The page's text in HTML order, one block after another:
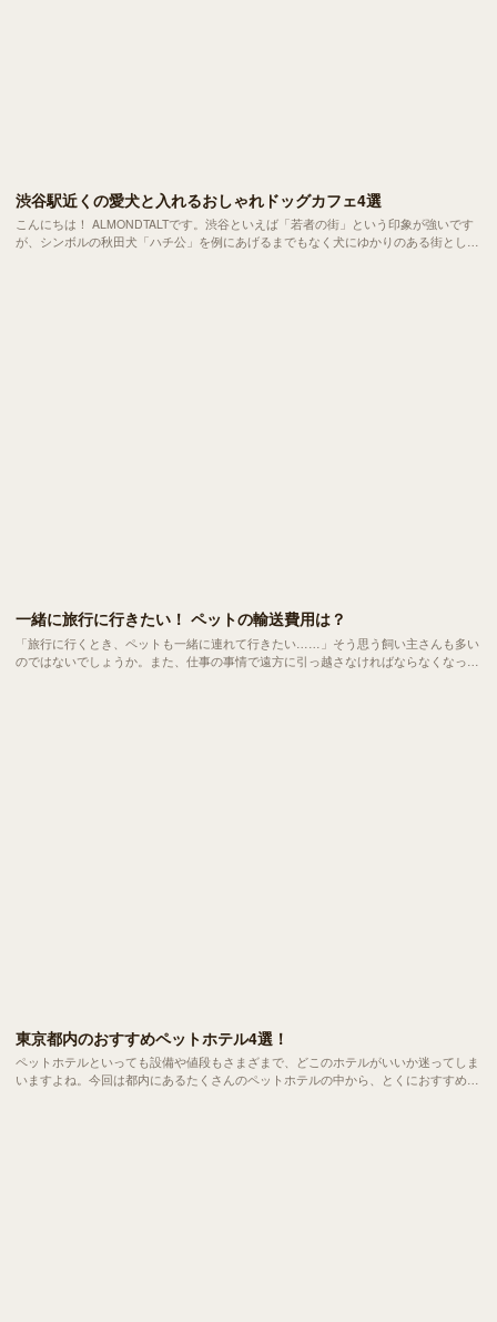
渋谷駅近くの愛犬と入れるおしゃれドッグカフェ4選
こんにちは！ ALMONDTALTです。渋谷といえば「若者の街」という印象が強いです
が、シンボルの秋田犬「ハチ公」を例にあげるまでもなく犬にゆかりのある街として
一緒に旅行に行きたい！ ペットの輸送費用は？
「旅行に行くとき、ペットも一緒に連れて行きたい……」そう思う飼い主さんも多い
のではないでしょうか。また、仕事の事情で遠方に引っ越さなければならなくなった
東京都内のおすすめペットホテル4選！
ペットホテルといっても設備や値段もさまざまで、どこのホテルがいいか迷ってしま
いますよね。今回は都内にあるたくさんのペットホテルの中から、とくにおすすめの